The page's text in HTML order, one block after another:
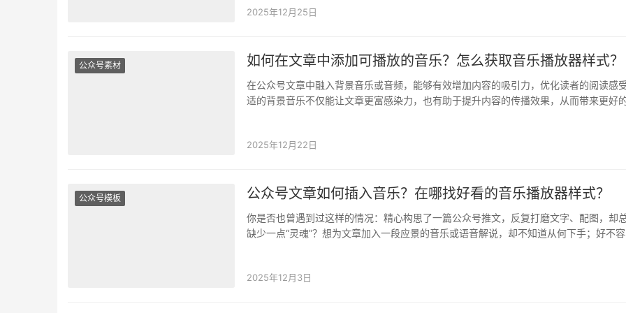
2025年12月25日
公众号素材 如何在文章中添加可播放的音乐？怎么获取音乐播放器样式？
在公众号文章中融入背景音乐或音频，能够有效增加内容的吸引力，优化读者的阅读感
适的背景音乐不仅能让文章更富感染力，也有助于提升内容的传播效果，从而带来更好
2025年12月22日
公众号模板 公众号文章如何插入音乐？在哪找好看的音乐播放器样式？
你是否也曾遇到过这样的情况：精心构思了一篇公众号推文，反复打磨文字、配图，却
缺少一点“灵魂”？想为文章加入一段应景的音乐或语音解说，却不知道从何下手；好不容
2025年12月3日